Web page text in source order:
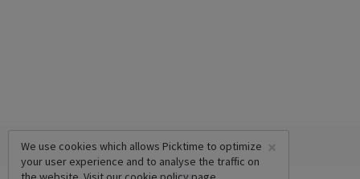
×
We use cookies which allows Picktime to optimize
your user experience and to analyse the traffic on